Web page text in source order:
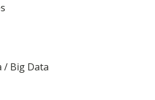
/ Big Data